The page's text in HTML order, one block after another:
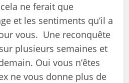
ne ferait que
et les sentiments qu’il a
vous. Une reconquête
plusieurs semaines et
Oui vous n’êtes
ne vous donne plus de